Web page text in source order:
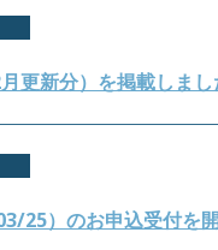
更新分）を掲載しまし
25）のお申込受付を